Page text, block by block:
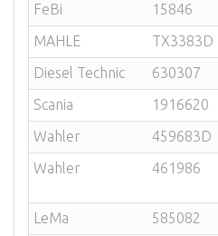
FeBi
15846
MAHLE
TX3383D
Diesel Technic
630307
Scania
1916620
Wahler
459683D
Wahler
461986
LeMa 585082